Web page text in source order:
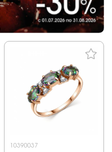
10390037